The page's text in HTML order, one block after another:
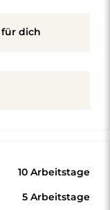
dich
10 Arbeitstage
5 Arbeitstage